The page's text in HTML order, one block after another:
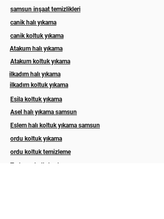
samsun inşaat temizlikleri
canik halı yıkama
canik koltuk yıkama
Atakum halı yıkama
Atakum koltuk yıkama
ilkadım halı yıkama
ilkadım koltuk yıkama
Esila koltuk yıkama
Asel halı yıkama samsun
Eslem halı koltuk yıkama samsun
ordu koltuk yıkama
ordu koltuk temizleme
Trabzon koltuk yıkama